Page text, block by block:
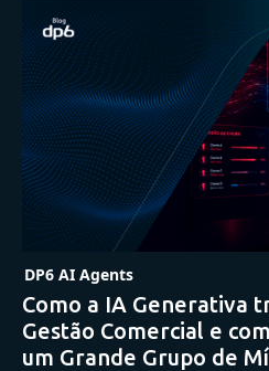
DP6 AI Agents
Como a IA Generativa
Gestão Comercial e
um Grande Grupo de